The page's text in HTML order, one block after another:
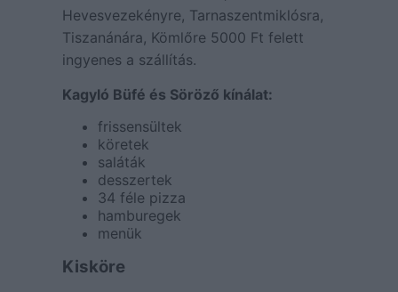
Hevesvezekényre, Tarnaszentmiklósra,
Tiszanánára, Kömlőre 5000 Ft felett
ingyenes a szállítás.
Kagyló Büfé és Söröző kínálat:
frissensültek
köretek
saláták
desszertek
34 féle pizza
hamburegek
menük
Kisköre